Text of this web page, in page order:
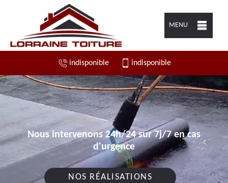
MENU
indisponible indisponible
Nous intervenons 24h/24 sur 7j/7 en cas
d'urgence
NOS RÉALISATIONS